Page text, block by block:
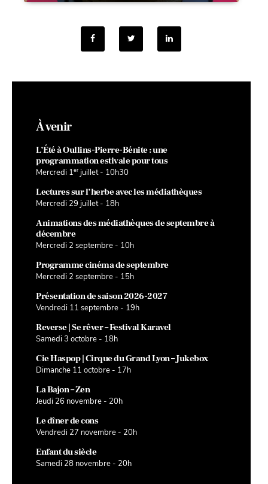
À venir
L’Été à Oullins-Pierre-Bénite : une
programmation estivale pour tous
Mercredi 1er juillet - 10h30
Lectures sur l’herbe avec les médiathèques
Mercredi 29 juillet - 18h
Animations des médiathèques de septembre à
décembre
Mercredi 2 septembre - 10h
Programme cinéma de septembre
Mercredi 2 septembre - 15h
Présentation de saison 2026-2027
Vendredi 11 septembre - 19h
Reverse | Se rêver – Festival Karavel
Samedi 3 octobre - 18h
Cie Haspop | Cirque du Grand Lyon – Jukebox
Dimanche 11 octobre - 17h
La Bajon – Zen
Jeudi 26 novembre - 20h
Le dîner de cons
Vendredi 27 novembre - 20h
Enfant du siècle
Samedi 28 novembre - 20h